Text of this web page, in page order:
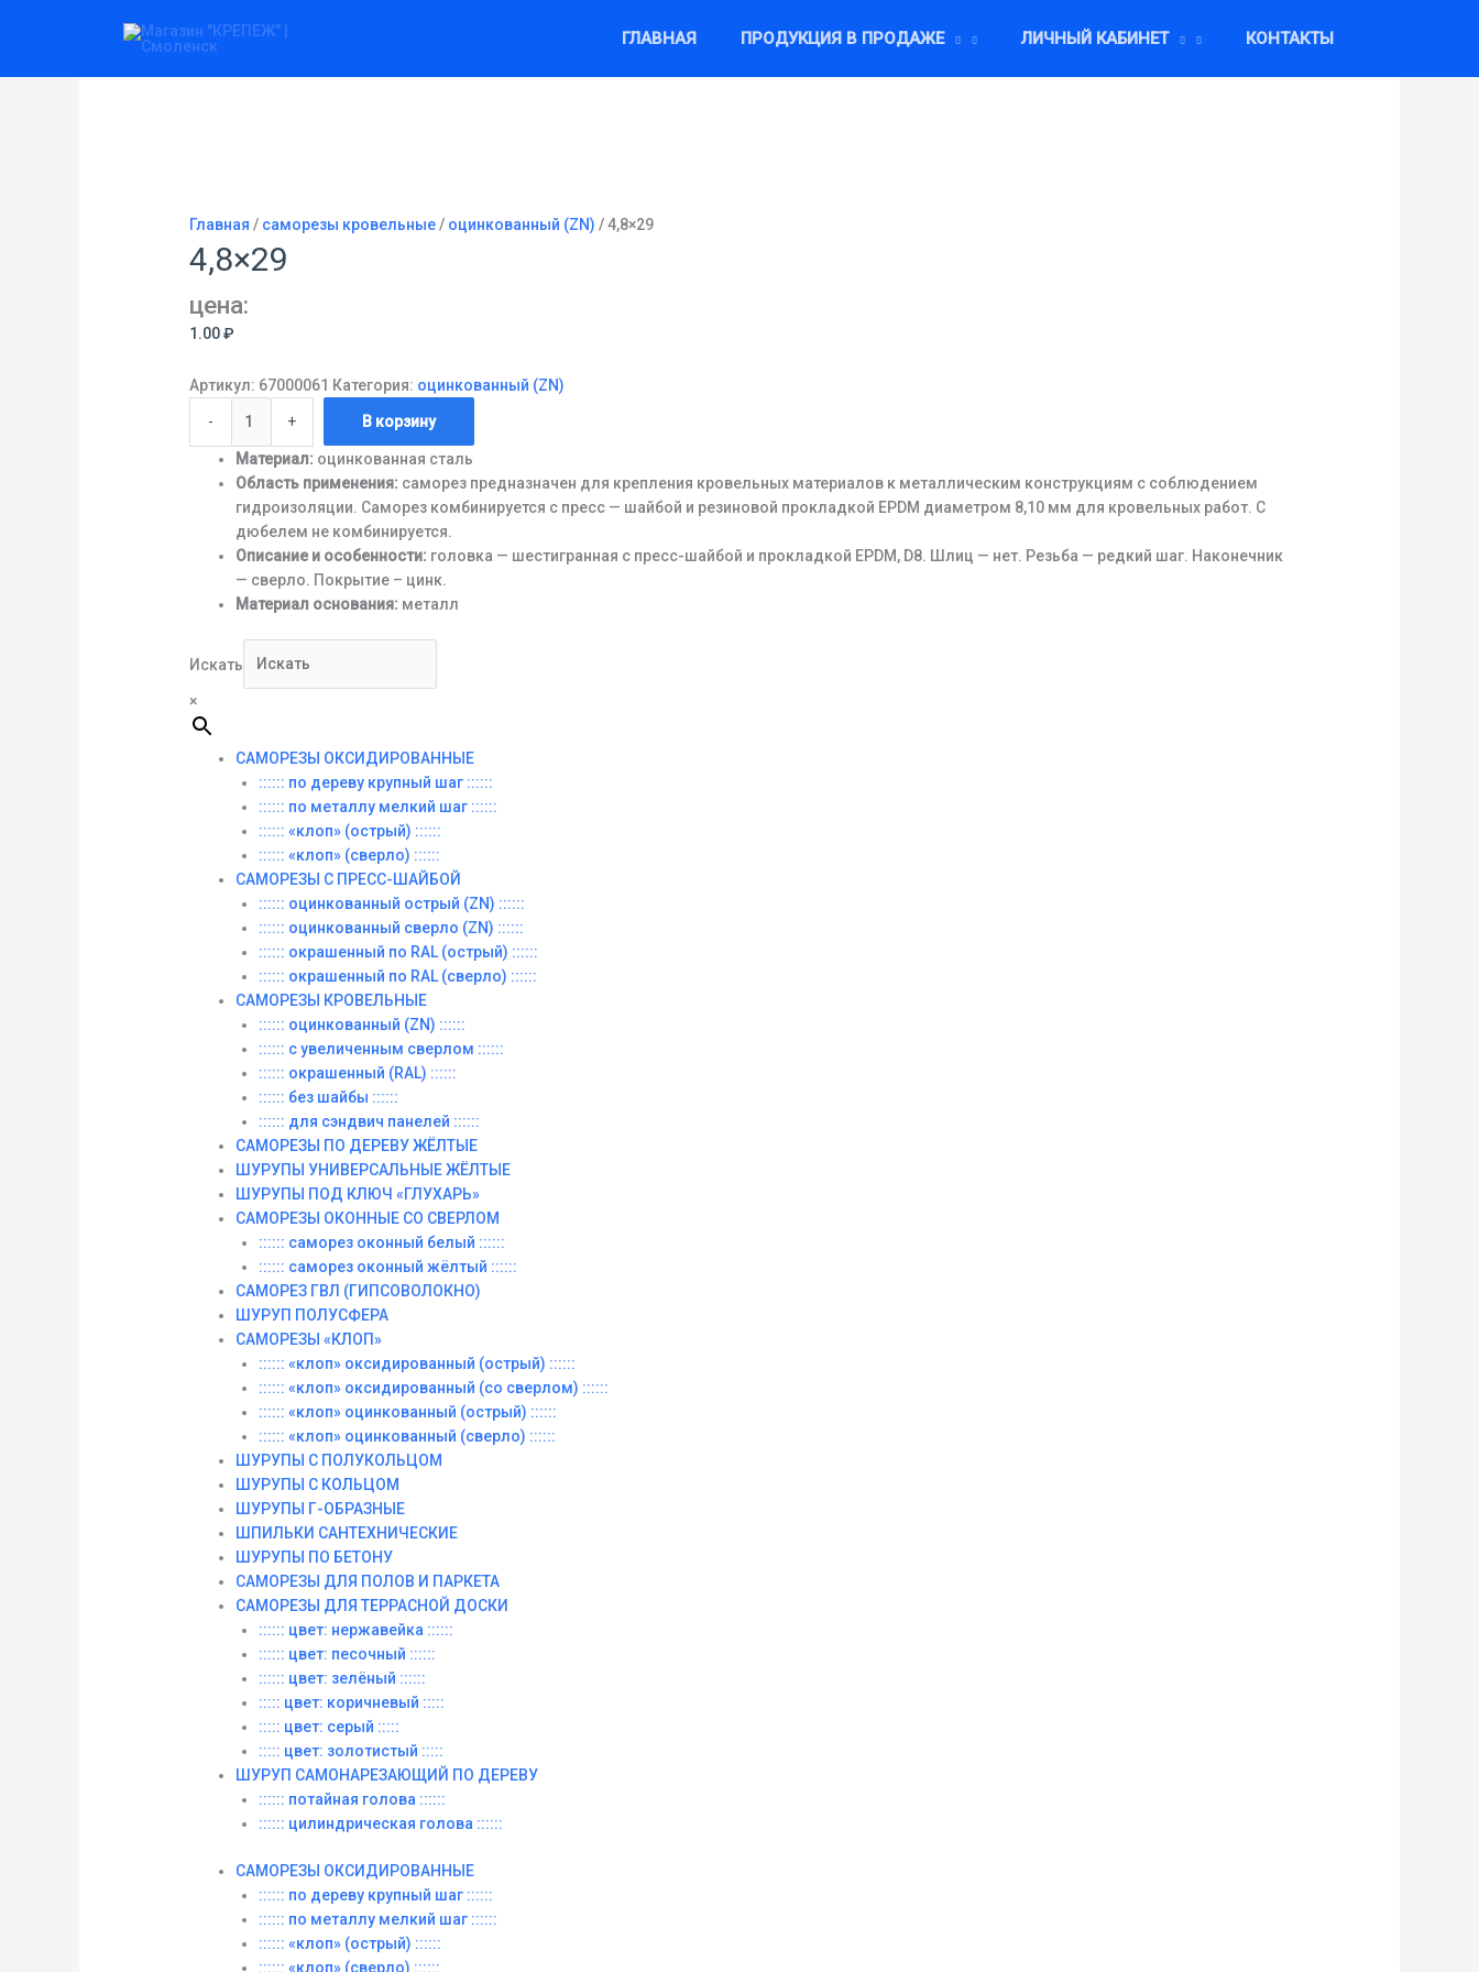
ГЛАВНАЯ ПРОДУКЦИЯ В ПРОДАЖЕ ЛИЧНЫЙ КАБИНЕТ КОНТАКТЫ
Главная / саморезы кровельные/ оцинкованный (ZN) / 4,8×29
4,8×29
цена:
1.00₽
Артикул: 67000061 Категория: оцинкованный (ZN)
-
товара
+ В корзину
Материал: оцинкованная сталь
Область применения: саморез предназначен для крепления кровельных материалов к металлическим конструкциям с соблюдением
гидроизоляции. Саморез комбинируется с пресс — шайбой и резиновой прокладкой EPDM диаметром 8,10 мм для кровельных работ. С
дюбелем не комбинируется.
Описание и особенности: головка — шестигранная с пресс-шайбой и прокладкой EPDM, D8. Шлиц — нет. Резьба — редкий шаг. Наконечник
— сверло. Покрытие – цинк.
Материал основания: металл
Искать
×
САМОРЕЗЫ ОКСИДИРОВАННЫЕ
:::::: по дереву крупный шаг ::::::
:::::: по металлу мелкий шаг ::::::
:::::: «клоп» (острый) ::::::
:::::: «клоп» (сверло) ::::::
САМОРЕЗЫ С ПРЕСС-ШАЙБОЙ
:::::: оцинкованный острый (ZN) ::::::
:::::: оцинкованный сверло (ZN) ::::::
:::::: окрашенный по RAL (острый) ::::::
:::::: окрашенный по RAL (сверло) ::::::
САМОРЕЗЫ КРОВЕЛЬНЫЕ
:::::: оцинкованный (ZN) ::::::
:::::: с увеличенным сверлом ::::::
:::::: окрашенный (RAL) ::::::
:::::: без шайбы ::::::
:::::: для сэндвич панелей ::::::
САМОРЕЗЫ ПО ДЕРЕВУ ЖЁЛТЫЕ
ШУРУПЫ УНИВЕРСАЛЬНЫЕ ЖЁЛТЫЕ
ШУРУПЫ ПОД КЛЮЧ «ГЛУХАРЬ»
САМОРЕЗЫ ОКОННЫЕ СО СВЕРЛОМ
:::::: саморез оконный белый ::::::
:::::: саморез оконный жёлтый ::::::
САМОРЕЗ ГВЛ (ГИПСОВОЛОКНО)
ШУРУП ПОЛУСФЕРА
САМОРЕЗЫ «КЛОП»
:::::: «клоп» оксидированный (острый) ::::::
:::::: «клоп» оксидированный (со сверлом) ::::::
:::::: «клоп» оцинкованный (острый) ::::::
:::::: «клоп» оцинкованный (сверло) ::::::
ШУРУПЫ С ПОЛУКОЛЬЦОМ
ШУРУПЫ С КОЛЬЦОМ
ШУРУПЫ Г-ОБРАЗНЫЕ
ШПИЛЬКИ САНТЕХНИЧЕСКИЕ
ШУРУПЫ ПО БЕТОНУ
САМОРЕЗЫ ДЛЯ ПОЛОВ И ПАРКЕТА
САМОРЕЗЫ ДЛЯ ТЕРРАСНОЙ ДОСКИ
:::::: цвет: нержавейка ::::::
:::::: цвет: песочный ::::::
:::::: цвет: зелёный ::::::
::::: цвет: коричневый :::::
::::: цвет: серый :::::
::::: цвет: золотистый :::::
ШУРУП САМОНАРЕЗАЮЩИЙ ПО ДЕРЕВУ
:::::: потайная голова ::::::
:::::: цилиндрическая голова ::::::
САМОРЕЗЫ ОКСИДИРОВАННЫЕ
:::::: по дереву крупный шаг ::::::
:::::: по металлу мелкий шаг ::::::
:::::: «клоп» (острый) ::::::
:::::: «клоп» (сверло) ::::::